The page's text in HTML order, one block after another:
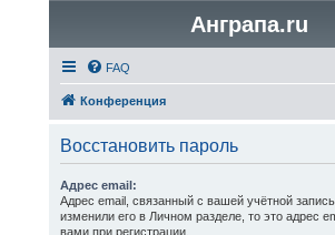
Анграпа.ru
FAQ
Конференция
Восстановить пароль
Адрес email:
Адрес email, связанный с вашей учётной
изменили его в Личном разделе, то это адрес
вами при регистрации.